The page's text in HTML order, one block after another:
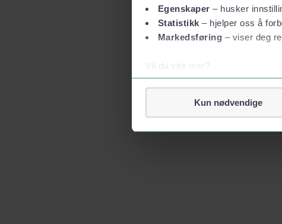
Egenskaper – husker
Statistikk – hjelper oss å
Markedsføring – viser deg
Vil du vite mer?
Om informasjonskapsler
Kun nødvendige